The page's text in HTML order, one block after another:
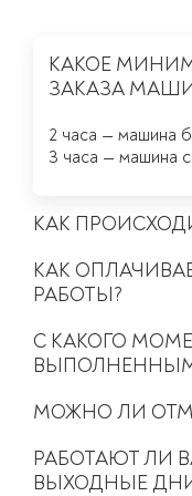
КАКОЕ
ЗАКАЗА
2 часа — машина
3 часа — машина с
КАК
только после
особенность. Мы
то уточните у
и отсрочке
КАК
РАБОТЫ?
каждом часе
11-ой минуты
С КАКОГО
освобождения
МОЖНО ЛИ
времени
РАБОТАЮТ ЛИ
ВЫХОДНЫЕ